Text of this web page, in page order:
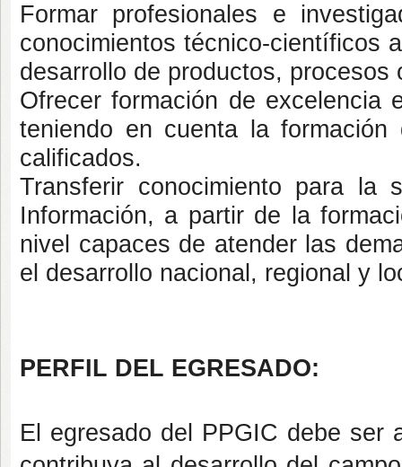
Formar profesionales e
conocimientos técnico-científicos
desarrollo de productos, procesos
Ofrecer formación de excelencia
teniendo en cuenta la formación
calificados.
Transferir conocimiento para
Información, a partir de la
nivel capaces de atender las
el desarrollo nacional, regional y
PERFIL DEL EGRESADO:
El egresado del PPGIC debe ser